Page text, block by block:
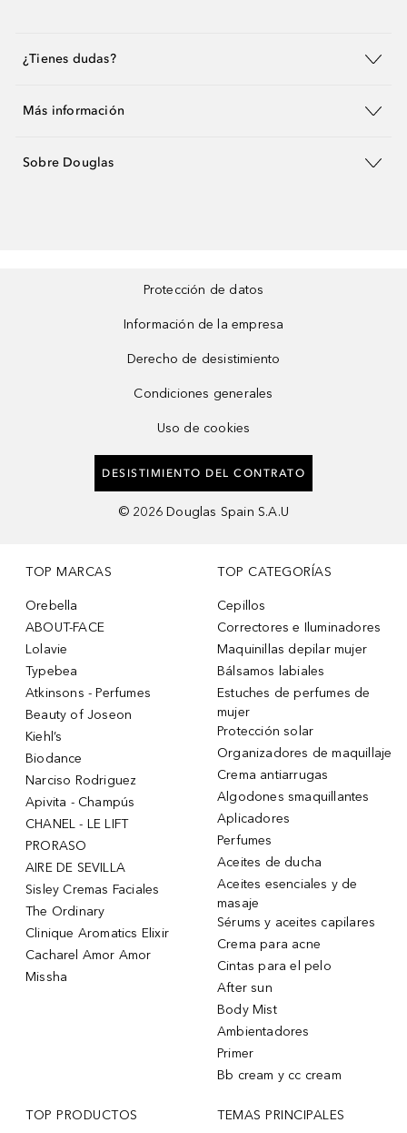
¿Tienes dudas?
Más información
Sobre Douglas
Protección de datos
Información de la empresa
Derecho de desistimiento
Condiciones generales
Uso de cookies
DESISTIMIENTO DEL CONTRATO
© 2026 Douglas Spain S.A.U
TOP MARCAS
Orebella
ABOUT-FACE
Lolavie
Typebea
Atkinsons - Perfumes
Beauty of Joseon
Kiehl’s
Biodance
Narciso Rodriguez
Apivita - Champús
CHANEL - LE LIFT
PRORASO
AIRE DE SEVILLA
Sisley Cremas Faciales
The Ordinary
Clinique Aromatics Elixir
Cacharel Amor Amor
Missha
TOP CATEGORÍAS
Cepillos
Correctores e Iluminadores
Maquinillas depilar mujer
Bálsamos labiales
Estuches de perfumes de
mujer
Protección solar
Organizadores de maquillaje
Crema antiarrugas
Algodones smaquillantes
Aplicadores
Perfumes
Aceites de ducha
Aceites esenciales y de
masaje
Sérums y aceites capilares
Crema para acne
Cintas para el pelo
After sun
Body Mist
Ambientadores
Primer
Bb cream y cc cream
TOP PRODUCTOS TEMAS PRINCIPALES